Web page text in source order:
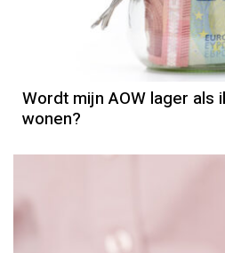
Wordt mijn AOW lager
wonen?